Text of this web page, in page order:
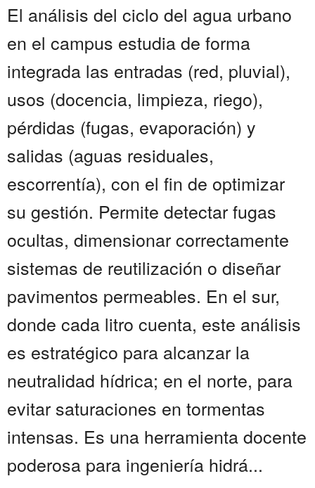
El análisis del ciclo del agua urbano
en el campus estudia de forma
integrada las entradas (red, pluvial),
usos (docencia, limpieza, riego),
pérdidas (fugas, evaporación) y
salidas (aguas residuales,
escorrentía), con el fin de optimizar
su gestión. Permite detectar fugas
ocultas, dimensionar correctamente
sistemas de reutilización o diseñar
pavimentos permeables. En el sur,
donde cada litro cuenta, este análisis
es estratégico para alcanzar la
neutralidad hídrica; en el norte, para
evitar saturaciones en tormentas
intensas. Es una herramienta docente
poderosa para ingeniería hidrá...